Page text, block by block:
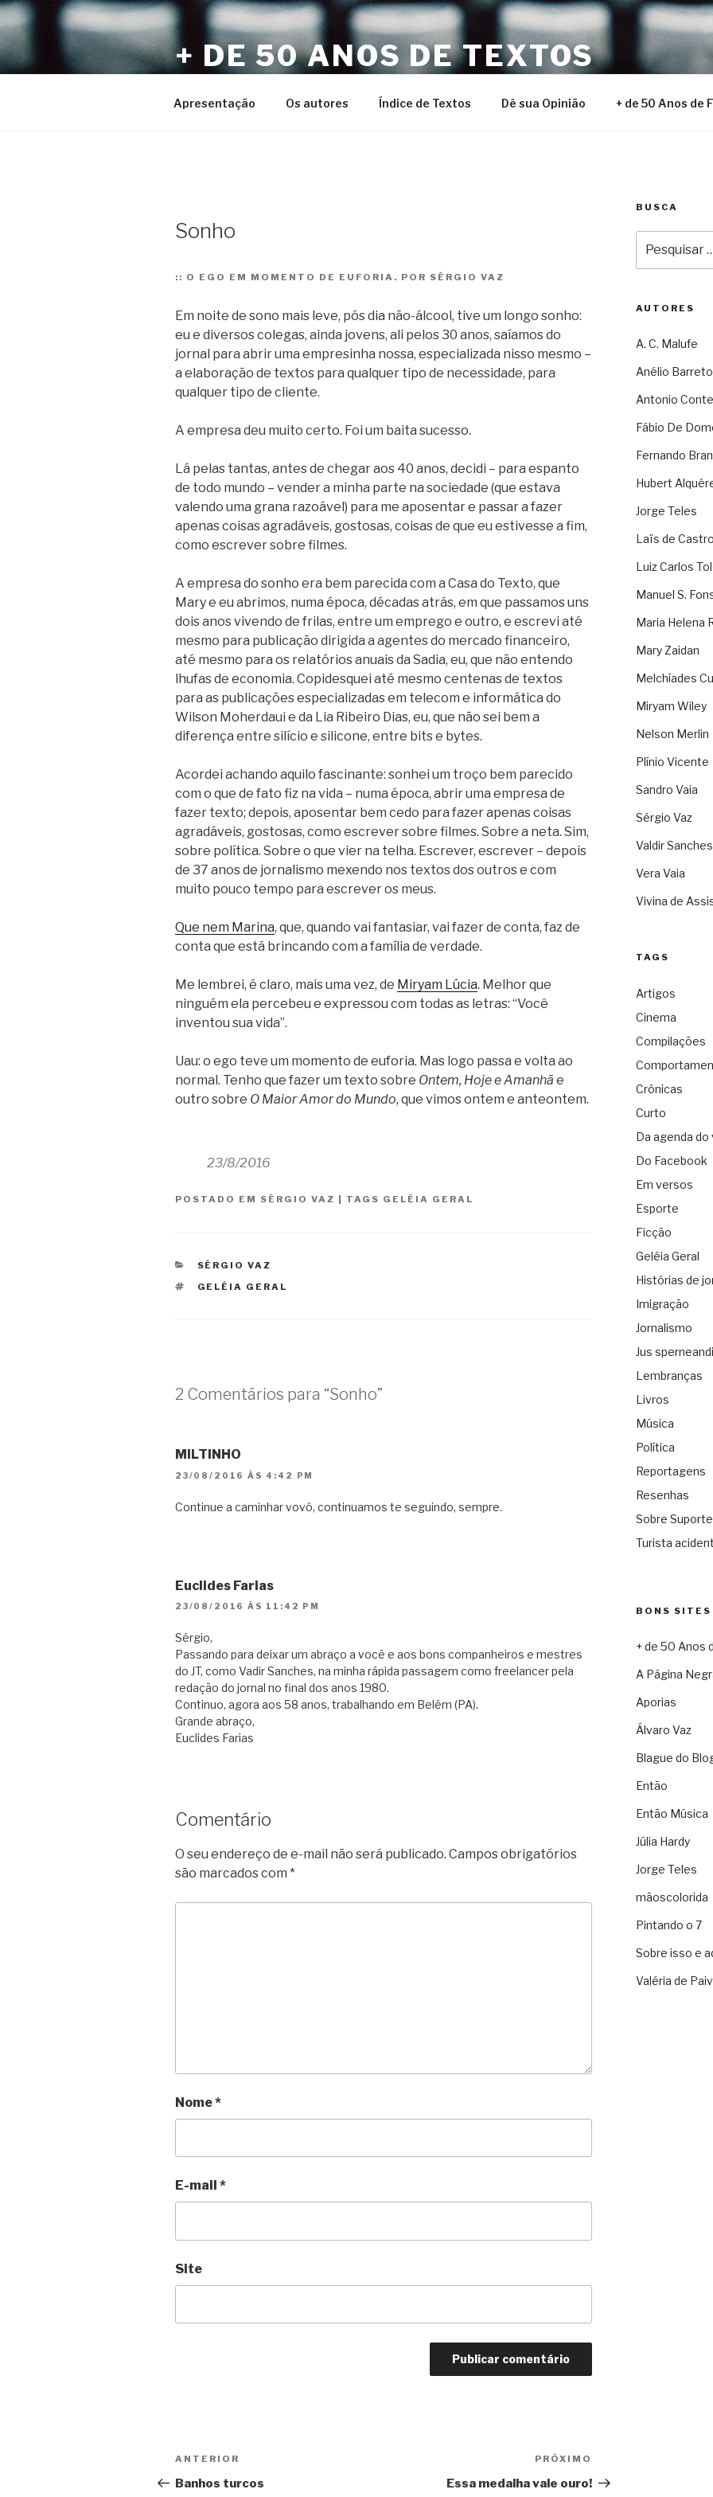
Pular
para
o
conteúdo
+ DE 50 ANOS DE TEXTOS
Apresentação Os autores Índice de Textos Dê sua Opinião + de 50 Anos de
Sonho
:: O EGO EM MOMENTO DE EUFORIA. POR SÉRGIO VAZ
Em noite de sono mais leve, pós dia não-álcool, tive um longo sonho:
eu e diversos colegas, ainda jovens, ali pelos 30 anos, saíamos do
jornal para abrir uma empresinha nossa, especializada nisso mesmo –
a elaboração de textos para qualquer tipo de necessidade, para
qualquer tipo de cliente.
A empresa deu muito certo. Foi um baita sucesso.
Lá pelas tantas, antes de chegar aos 40 anos, decidi – para espanto
de todo mundo – vender a minha parte na sociedade (que estava
valendo uma grana razoável) para me aposentar e passar a fazer
apenas coisas agradáveis, gostosas, coisas de que eu estivesse a fim,
como escrever sobre filmes.
A empresa do sonho era bem parecida com a Casa do Texto, que
Mary e eu abrimos, numa época, décadas atrás, em que passamos uns
dois anos vivendo de frilas, entre um emprego e outro, e escrevi até
mesmo para publicação dirigida a agentes do mercado financeiro,
até mesmo para os relatórios anuais da Sadia, eu, que não entendo
lhufas de economia. Copidesquei até mesmo centenas de textos
para as publicações especializadas em telecom e informática do
Wilson Moherdaui e da Lia Ribeiro Dias, eu, que não sei bem a
diferença entre silício e silicone, entre bits e bytes.
Acordei achando aquilo fascinante: sonhei um troço bem parecido
com o que de fato fiz na vida – numa época, abrir uma empresa de
fazer texto; depois, aposentar bem cedo para fazer apenas coisas
agradáveis, gostosas, como escrever sobre filmes. Sobre a neta. Sim,
sobre política. Sobre o que vier na telha. Escrever, escrever – depois
de 37 anos de jornalismo mexendo nos textos dos outros e com
muito pouco tempo para escrever os meus.
Que nem Marina, que, quando vai fantasiar, vai fazer de conta, faz de
conta que está brincando com a família de verdade.
Me lembrei, é claro, mais uma vez, de Miryam Lúcia. Melhor que
ninguém ela percebeu e expressou com todas as letras: “Você
inventou sua vida”.
Uau: o ego teve um momento de euforia. Mas logo passa e volta ao
normal. Tenho que fazer um texto sobre Ontem, Hoje e Amanhã e
outro sobre O Maior Amor do Mundo, que vimos ontem e anteontem.
23/8/2016
POSTADO EM SÉRGIO VAZ | TAGS GELÉIA GERAL
CATEGORIAS
SÉRGIO VAZ
TAGS
GELÉIA GERAL
2 Comentários para “Sonho”
MILTINHO
23/08/2016 ÀS 4:42 PM
Continue a caminhar vovô, continuamos te seguindo, sempre.
Euclides Farias
23/08/2016 ÀS 11:42 PM
Sérgio,
Passando para deixar um abraço a você e aos bons companheiros e mestres
do JT, como Vadir Sanches, na minha rápida passagem como freelancer pela
redação do jornal no final dos anos 1980.
Continuo, agora aos 58 anos, trabalhando em Belém (PA).
Grande abraço,
Euclides Farias
Comentário
O seu endereço de e-mail não será publicado. Campos obrigatórios
são marcados com *
Nome*
E-mail *
Site
Navegação
de
Anterior
ANTERIOR
Banhos turcos
PRÓXIMO
Essa medalha vale ouro!
BUSCA
por:
AUTORES
A. C. Malufe
Anélio Barreto
Antonio
Fábio De
Fernando
Hubert
Jorge Teles
Laïs de Castro
Luiz Carlos
Manuel S.
Maria Helena
Mary Zaidan
Melchíades
Miryam Wiley
Nelson Merlin
Plínio Vicente
Sandro Vaia
Sérgio Vaz
Valdir Sanches
Vera Vaia
Vivina de
TAGS
Artigos
Cinema
Compilações
Crônicas
Curto
Da agenda do
Do Facebook
Em versos
Esporte
Ficção
Geléia Geral
Histórias de
Imigração
Jornalismo
Jus sperneandi
Lembranças
Livros
Música
Política
Reportagens
Resenhas
Sobre
Turista
BONS SITES
+ de 50 Anos
A Página
Aporias
Álvaro Vaz
Blague do
Então
Então Música
Júlia Hardy
Jorge Teles
mãoscolorida
Pintando o 7
Sobre isso e
Valéria de